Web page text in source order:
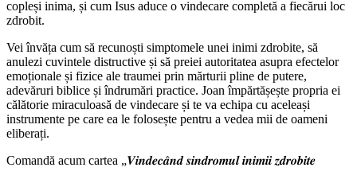
copleși inima, și cum Isus aduce o vindecare completă a fiecărui loc
zdrobit.
Vei învăța cum să recunoști simptomele unei inimi zdrobite, să
anulezi cuvintele distructive și să preiei autoritatea asupra efectelor
emoționale și fizice ale traumei prin mărturii pline de putere,
adevăruri biblice și îndrumări practice. Joan împărtășește propria ei
călătorie miraculoasă de vindecare și te va echipa cu aceleași
instrumente pe care ea le folosește pentru a vedea mii de oameni
eliberați.
Comandă acum cartea „𝑽𝒊𝒏𝒅𝒆𝒄𝒂̂𝒏𝒅 𝒔𝒊𝒏𝒅𝒓𝒐𝒎𝒖𝒍 𝒊𝒏𝒊𝒎𝒊𝒊 𝒛𝒅𝒓𝒐𝒃𝒊𝒕𝒆